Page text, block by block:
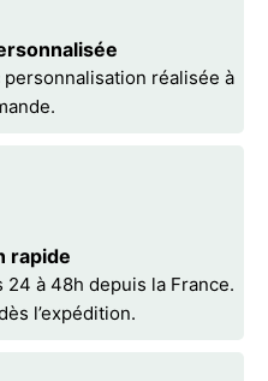
réalisée à
rapide
à 48h depuis la France.
l’expédition.